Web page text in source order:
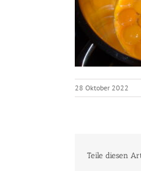
28 Oktober 2022
Teile diesen